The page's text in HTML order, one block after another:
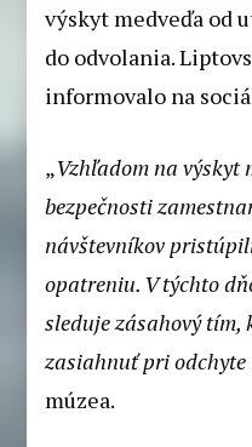
výskyt medveďa od
do odvolania.
informovalo na
„Vzhľadom na výskyt
bezpečnosti
návštevníkov
opatreniu. V týchto
sleduje zásahový tím,
zasiahnuť pri odchyte
múzea.